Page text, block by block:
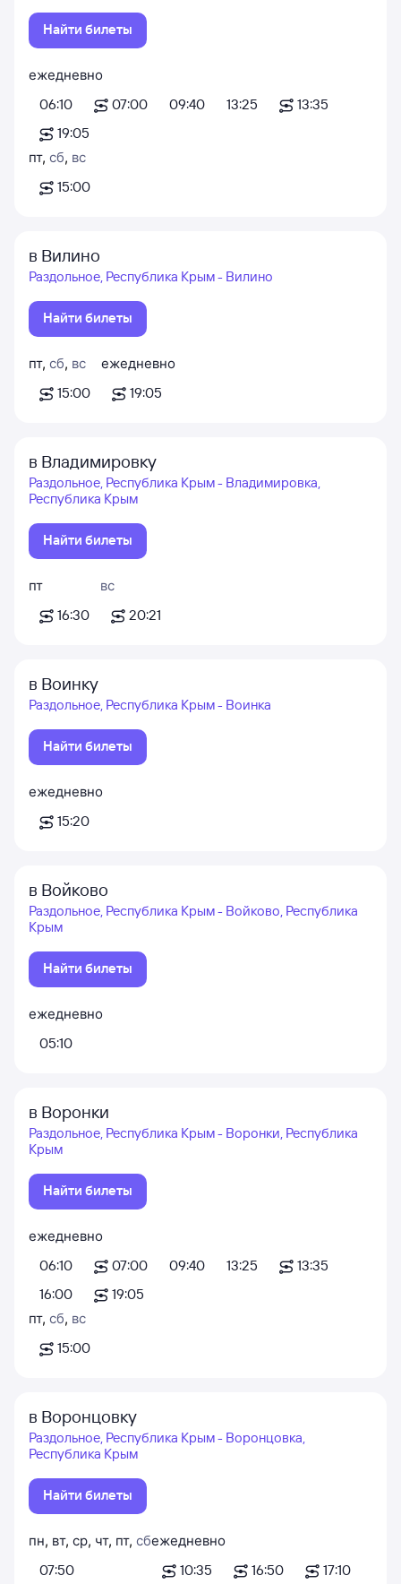
Найти билеты
ежедневно
06:10
07:00 09:40 13:25
13:35
19:05
пт, сб, вс
15:00
в Вилино
Раздольное, Республика Крым - Вилино
Найти билеты
пт, сб, вс
15:00
ежедневно
19:05
в Владимировку
Раздольное, Республика Крым - Владимировка,
Республика Крым
Найти билеты
пт
16:30
вс
20:21
в Воинку
Раздольное, Республика Крым - Воинка
Найти билеты
ежедневно
15:20
в Войково
Раздольное, Республика Крым - Войково, Республика
Крым
Найти билеты
ежедневно
05:10
в Воронки
Раздольное, Республика Крым - Воронки, Республика
Крым
Найти билеты
ежедневно
06:10
07:00 09:40 13:25
13:35
16:00
19:05
пт, сб, вс
15:00
в Воронцовку
Раздольное, Республика Крым - Воронцовка,
Республика Крым
Найти билеты
пн, вт, ср, чт, пт, сб
07:50
ежедневно
10:35
16:50
17:10